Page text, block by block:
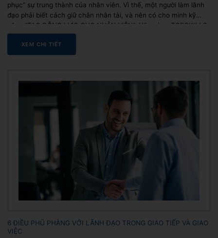
phục” sự trung thành của nhân viên. Vì thế, một người làm lãnh
đạo phải biết cách giữ chân nhân tài, và nên có cho mình kỹ
năng “TẠO ĐỘNG LỰC CHO NHÂN VIÊN”. Hãy cùng TOPSKILLS
theo dõi bài viết bên...
XEM CHI TIẾT
6 ĐIỀU PHŨ PHÀNG VỚI LÃNH ĐẠO TRONG GIAO TIẾP VÀ GIAO
VIỆC